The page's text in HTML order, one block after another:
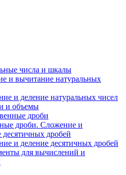
числа и шкалы
и вычитание натуральных
и деление натуральных чисел
и объемы
дроби
дроби. Сложение и
дробей
и деление десятичных дробей
для вычислений и